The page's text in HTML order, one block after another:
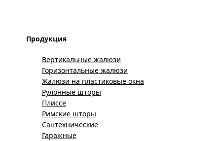
Продукция
Вертикальные жалюзи
Горизонтальные жалюзи
Жалюзи на пластиковые окна
Рулонные шторы
Плиссе
Римские шторы
Сантехнические
Гаражные